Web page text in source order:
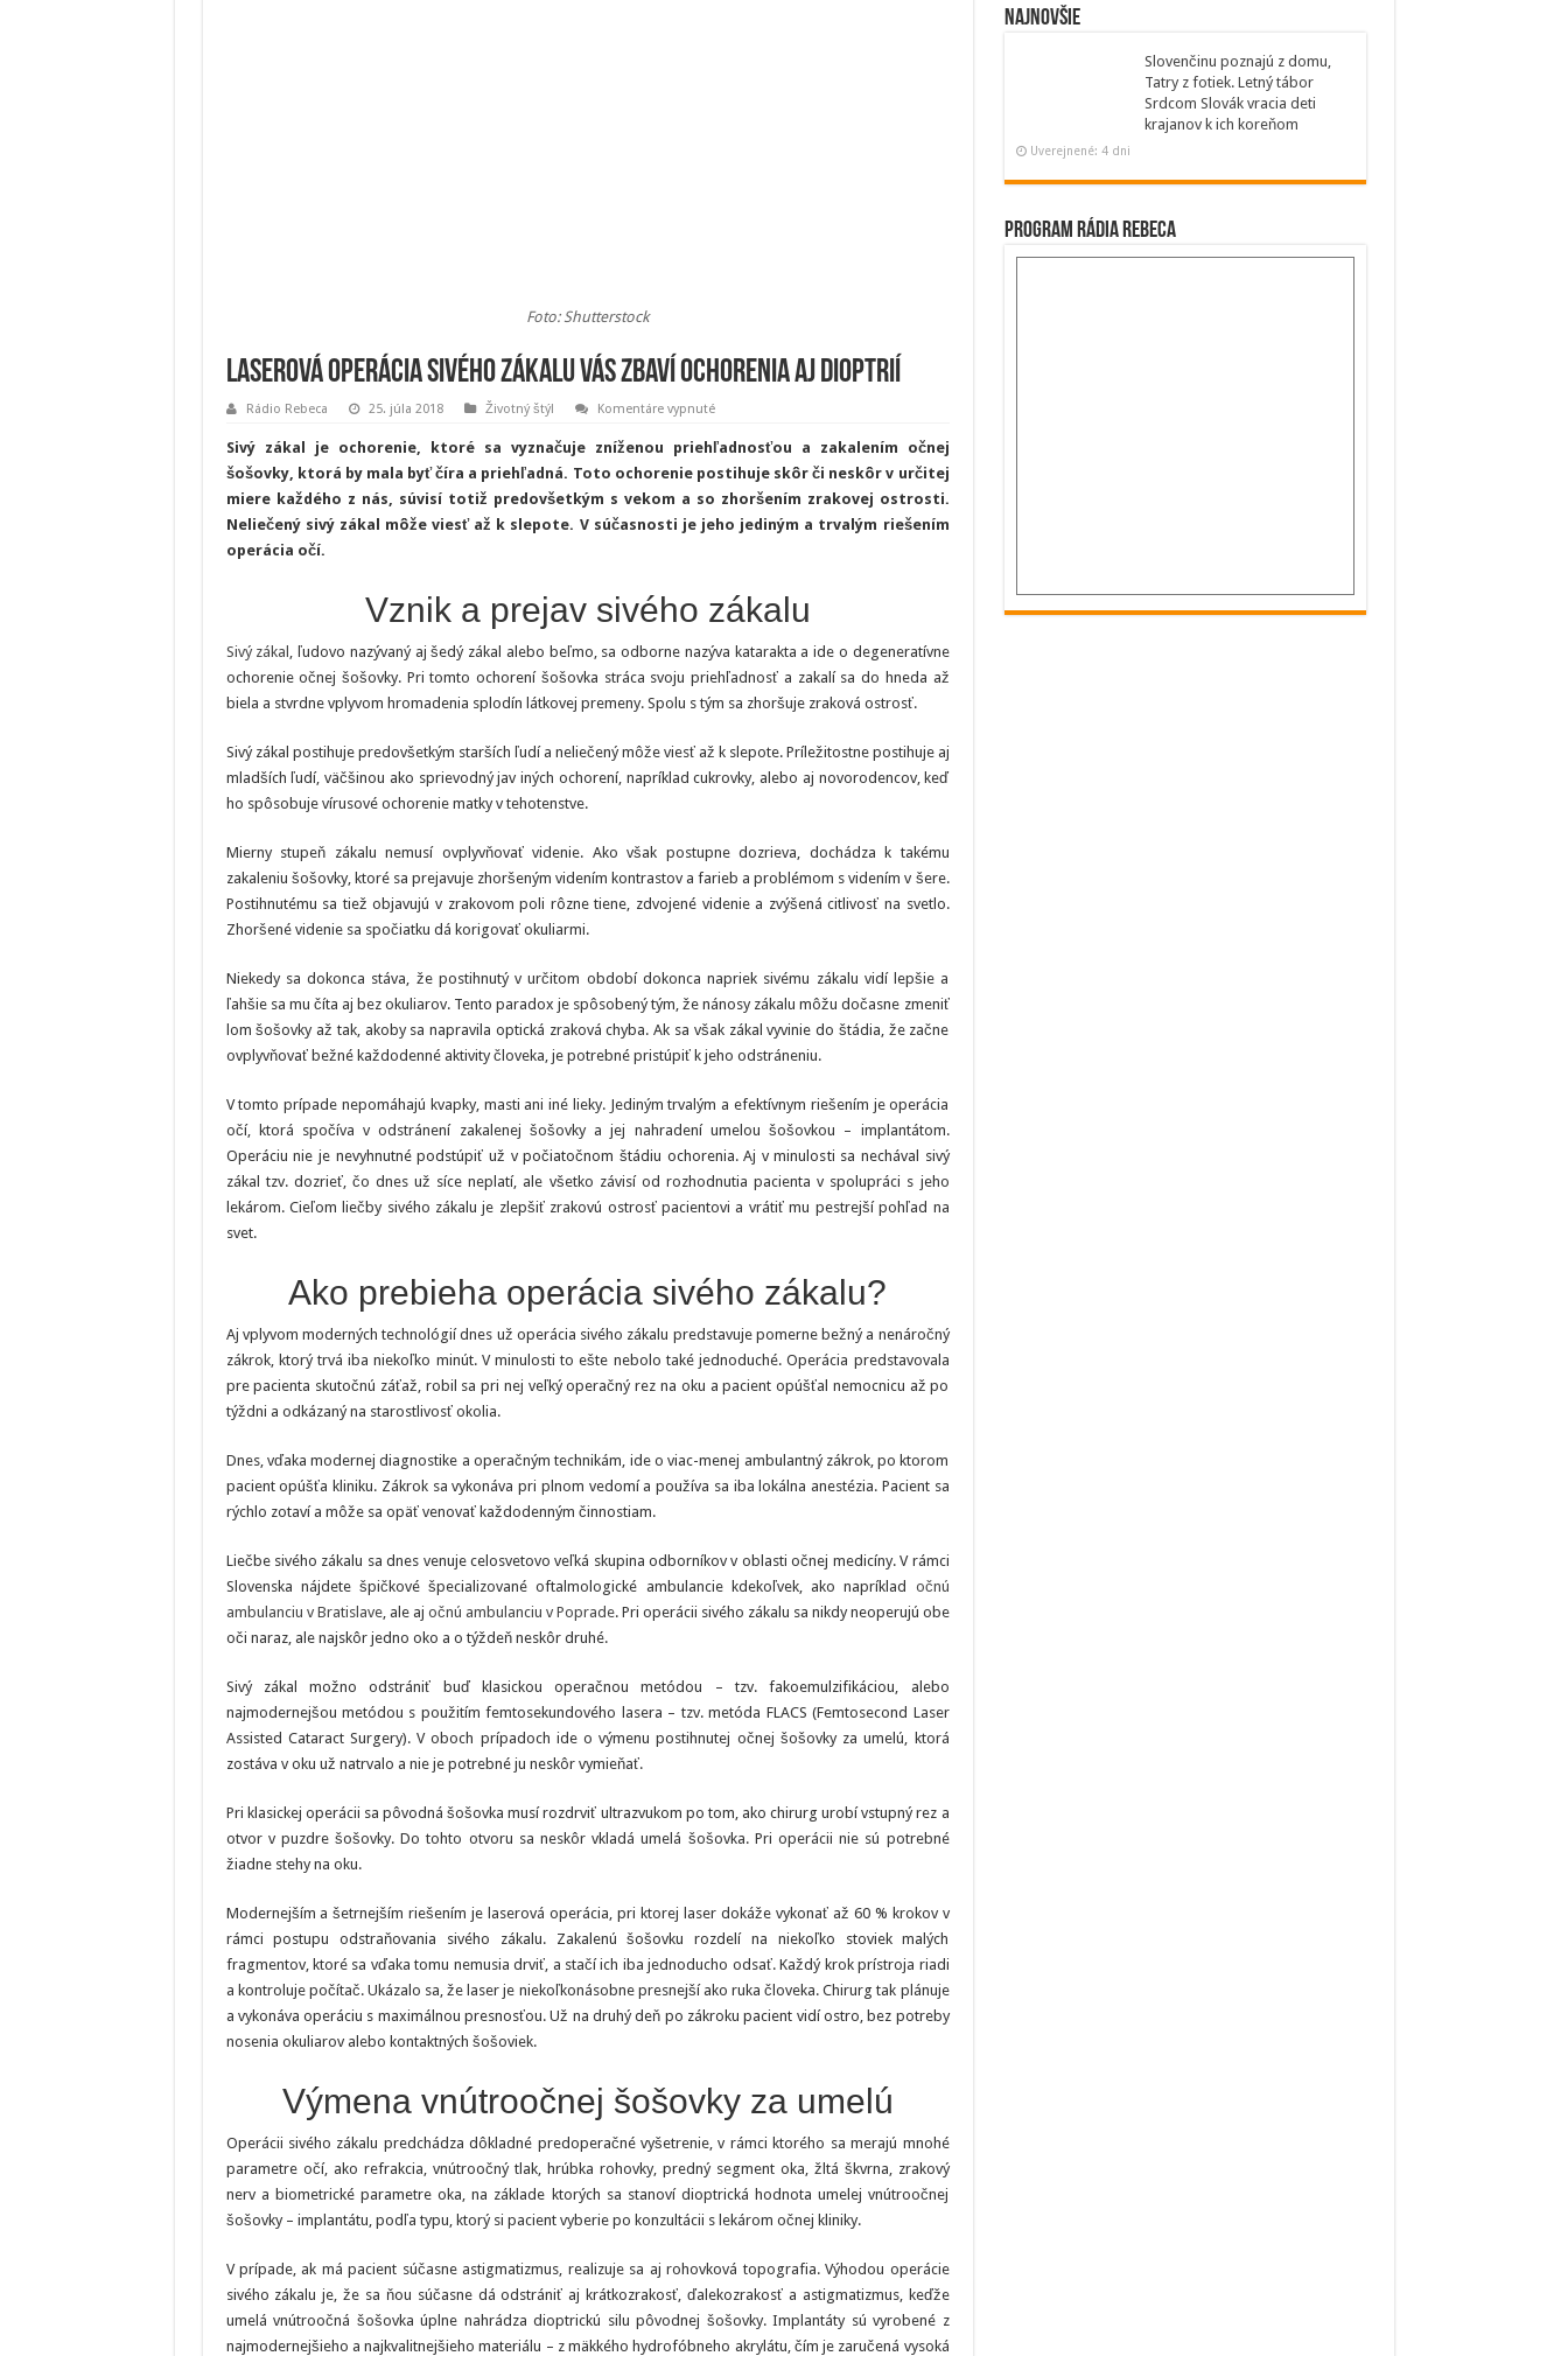
Foto: Shutterstock
Laserová operácia sivého zákalu vás zbaví ochorenia aj dioptrií
Rádio Rebeca 25. júla 2018 Životný štýl Komentáre vypnuténa
operácia
sivého
zákalu
vás
zbaví
aj
Sivý zákal je ochorenie, ktoré sa vyznačuje zníženou priehľadnosťou a zakalením očnej
šošovky, ktorá by mala byť číra a priehľadná. Toto ochorenie postihuje skôr či neskôr v určitej
miere každého z nás, súvisí totiž predovšetkým s vekom a so zhoršením zrakovej ostrosti.
Neliečený sivý zákal môže viesť až k slepote. V súčasnosti je jeho jediným a trvalým riešením
operácia očí.
Vznik a prejav sivého zákalu
Sivý zákal , ľudovo nazývaný aj šedý zákal alebo beľmo, sa odborne nazýva katarakta a ide o degeneratívne
ochorenie očnej šošovky. Pri tomto ochorení šošovka stráca svoju priehľadnosť a zakalí sa do hneda až
biela a stvrdne vplyvom hromadenia splodín látkovej premeny. Spolu s tým sa zhoršuje zraková ostrosť.
Sivý zákal postihuje predovšetkým starších ľudí a neliečený môže viesť až k slepote. Príležitostne postihuje aj
mladších ľudí, väčšinou ako sprievodný jav iných ochorení, napríklad cukrovky, alebo aj novorodencov, keď
ho spôsobuje vírusové ochorenie matky v tehotenstve.
Mierny stupeň zákalu nemusí ovplyvňovať videnie. Ako však postupne dozrieva, dochádza k takému
zakaleniu šošovky, ktoré sa prejavuje zhoršeným videním kontrastov a farieb a problémom s videním v šere.
Postihnutému sa tiež objavujú v zrakovom poli rôzne tiene, zdvojené videnie a zvýšená citlivosť na svetlo.
Zhoršené videnie sa spočiatku dá korigovať okuliarmi.
Niekedy sa dokonca stáva, že postihnutý v určitom období dokonca napriek sivému zákalu vidí lepšie a
ľahšie sa mu číta aj bez okuliarov. Tento paradox je spôsobený tým, že nánosy zákalu môžu dočasne zmeniť
lom šošovky až tak, akoby sa napravila optická zraková chyba. Ak sa však zákal vyvinie do štádia, že začne
ovplyvňovať bežné každodenné aktivity človeka, je potrebné pristúpiť k jeho odstráneniu.
V tomto prípade nepomáhajú kvapky, masti ani iné lieky. Jediným trvalým a efektívnym riešením je operácia
očí, ktorá spočíva v odstránení zakalenej šošovky a jej nahradení umelou šošovkou – implantátom.
Operáciu nie je nevyhnutné podstúpiť už v počiatočnom štádiu ochorenia. Aj v minulosti sa nechával sivý
zákal tzv. dozrieť, čo dnes už síce neplatí, ale všetko závisí od rozhodnutia pacienta v spolupráci s jeho
lekárom. Cieľom liečby sivého zákalu je zlepšiť zrakovú ostrosť pacientovi a vrátiť mu pestrejší pohľad na
svet.
Ako prebieha operácia sivého zákalu?
Aj vplyvom moderných technológií dnes už operácia sivého zákalu predstavuje pomerne bežný a nenáročný
zákrok, ktorý trvá iba niekoľko minút. V minulosti to ešte nebolo také jednoduché. Operácia predstavovala
pre pacienta skutočnú záťaž, robil sa pri nej veľký operačný rez na oku a pacient opúšťal nemocnicu až po
týždni a odkázaný na starostlivosť okolia.
Dnes, vďaka modernej diagnostike a operačným technikám, ide o viac-menej ambulantný zákrok, po ktorom
pacient opúšťa kliniku. Zákrok sa vykonáva pri plnom vedomí a používa sa iba lokálna anestézia. Pacient sa
rýchlo zotaví a môže sa opäť venovať každodenným činnostiam.
Liečbe sivého zákalu sa dnes venuje celosvetovo veľká skupina odborníkov v oblasti očnej medicíny. V rámci
Slovenska nájdete špičkové špecializované oftalmologické ambulancie kdekoľvek, ako napríklad očnú
ambulanciu v Bratislave, ale aj očnú ambulanciu v Poprade. Pri operácii sivého zákalu sa nikdy neoperujú obe
oči naraz, ale najskôr jedno oko a o týždeň neskôr druhé.
Sivý zákal možno odstrániť buď klasickou operačnou metódou – tzv. fakoemulzifikáciou, alebo
najmodernejšou metódou s použitím femtosekundového lasera – tzv. metóda FLACS (Femtosecond Laser
Assisted Cataract Surgery). V oboch prípadoch ide o výmenu postihnutej očnej šošovky za umelú, ktorá
zostáva v oku už natrvalo a nie je potrebné ju neskôr vymieňať.
Pri klasickej operácii sa pôvodná šošovka musí rozdrviť ultrazvukom po tom, ako chirurg urobí vstupný rez a
otvor v puzdre šošovky. Do tohto otvoru sa neskôr vkladá umelá šošovka. Pri operácii nie sú potrebné
žiadne stehy na oku.
Modernejším a šetrnejším riešením je laserová operácia, pri ktorej laser dokáže vykonať až 60 % krokov v
rámci postupu odstraňovania sivého zákalu. Zakalenú šošovku rozdelí na niekoľko stoviek malých
fragmentov, ktoré sa vďaka tomu nemusia drviť, a stačí ich iba jednoducho odsať. Každý krok prístroja riadi
a kontroluje počítač. Ukázalo sa, že laser je niekoľkonásobne presnejší ako ruka človeka. Chirurg tak plánuje
a vykonáva operáciu s maximálnou presnosťou. Už na druhý deň po zákroku pacient vidí ostro, bez potreby
nosenia okuliarov alebo kontaktných šošoviek.
Výmena vnútroočnej šošovky za umelú
Operácii sivého zákalu predchádza dôkladné predoperačné vyšetrenie, v rámci ktorého sa merajú mnohé
parametre očí, ako refrakcia, vnútroočný tlak, hrúbka rohovky, predný segment oka, žltá škvrna, zrakový
nerv a biometrické parametre oka, na základe ktorých sa stanoví dioptrická hodnota umelej vnútroočnej
šošovky – implantátu, podľa typu, ktorý si pacient vyberie po konzultácii s lekárom očnej kliniky.
V prípade, ak má pacient súčasne astigmatizmus, realizuje sa aj rohovková topografia. Výhodou operácie
sivého zákalu je, že sa ňou súčasne dá odstrániť aj krátkozrakosť, ďalekozrakosť a astigmatizmus, keďže
umelá vnútroočná šošovka úplne nahrádza dioptrickú silu pôvodnej šošovky. Implantáty sú vyrobené z
najmodernejšieho a najkvalitnejšieho materiálu – z mäkkého hydrofóbneho akrylátu, čím je zaručená vysoká
Najnovšie
Slovenčinu poznajú z domu,
Tatry z fotiek. Letný tábor
Srdcom Slovák vracia deti
krajanov k ich koreňom
Uverejnené: 4 dni
Program Rádia Rebeca